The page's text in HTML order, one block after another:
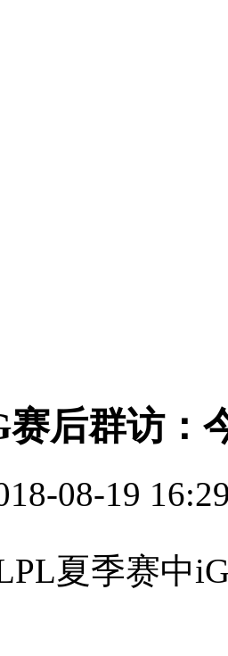
赛后群访：
08-19
夏季赛中